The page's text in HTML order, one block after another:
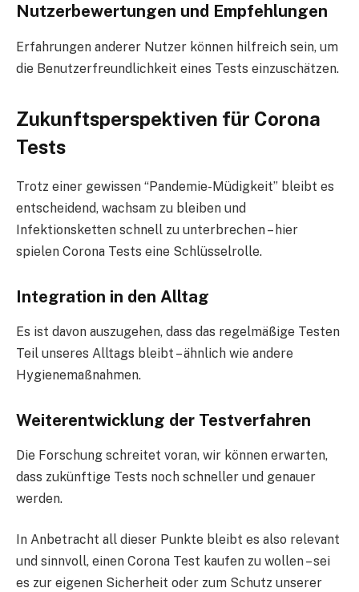
Nutzerbewertungen und Empfehlungen
Erfahrungen anderer Nutzer können hilfreich sein, um
die Benutzerfreundlichkeit eines Tests einzuschätzen.
Zukunftsperspektiven für Corona
Tests
Trotz einer gewissen “Pandemie-Müdigkeit” bleibt es
entscheidend, wachsam zu bleiben und
Infektionsketten schnell zu unterbrechen – hier
spielen Corona Tests eine Schlüsselrolle.
Integration in den Alltag
Es ist davon auszugehen, dass das regelmäßige Testen
Teil unseres Alltags bleibt – ähnlich wie andere
Hygienemaßnahmen.
Weiterentwicklung der Testverfahren
Die Forschung schreitet voran, wir können erwarten,
dass zukünftige Tests noch schneller und genauer
werden.
In Anbetracht all dieser Punkte bleibt es also relevant
und sinnvoll, einen Corona Test kaufen zu wollen – sei
es zur eigenen Sicherheit oder zum Schutz unserer